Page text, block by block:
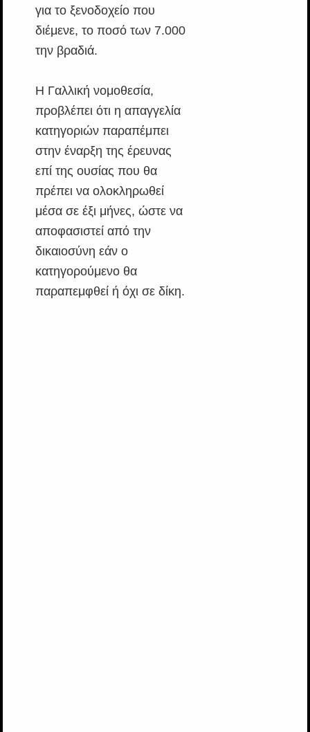
για το ξενοδοχείο που
διέμενε, το ποσό των 7.000
την βραδιά.
Η Γαλλική νομοθεσία,
προβλέπει ότι η απαγγελία
κατηγοριών παραπέμπει
στην έναρξη της έρευνας
επί της ουσίας που θα
πρέπει να ολοκληρωθεί
μέσα σε έξι μήνες, ώστε να
αποφασιστεί από την
δικαιοσύνη εάν ο
κατηγορούμενο θα
παραπεμφθεί ή όχι σε δίκη.